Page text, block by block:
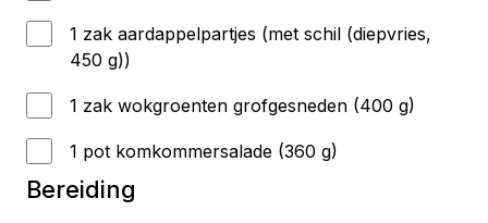
1 zak aardappelpartjes (met schil (diepvries,
450 g))
1 zak wokgroenten grofgesneden (400 g)
1 pot komkommersalade (360 g)
Bereiding